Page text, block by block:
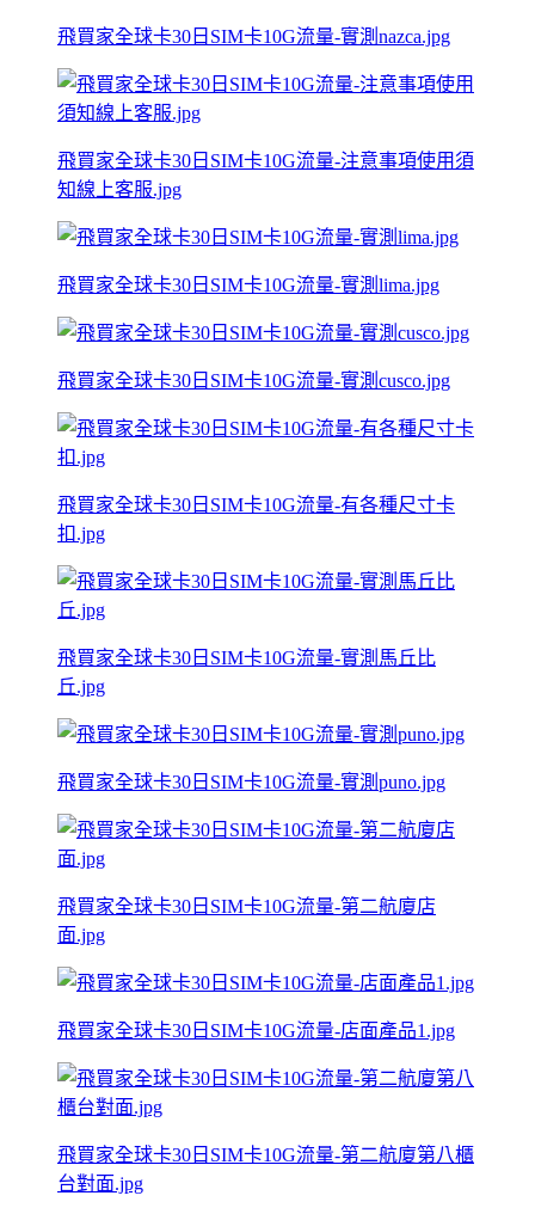
飛買家全球卡30日SIM卡10G流量-實測nazca.jpg
飛買家全球卡30日SIM卡10G流量-注意事項使用須
知線上客服.jpg
飛買家全球卡30日SIM卡10G流量-實測lima.jpg
飛買家全球卡30日SIM卡10G流量-實測cusco.jpg
飛買家全球卡30日SIM卡10G流量-有各種尺寸卡
扣.jpg
飛買家全球卡30日SIM卡10G流量-實測馬丘比
丘.jpg
飛買家全球卡30日SIM卡10G流量-實測puno.jpg
飛買家全球卡30日SIM卡10G流量-第二航廈店
面.jpg
飛買家全球卡30日SIM卡10G流量-店面產品1.jpg
飛買家全球卡30日SIM卡10G流量-第二航廈第八櫃
台對面.jpg